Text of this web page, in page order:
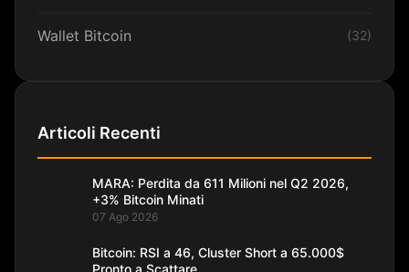
Wallet Bitcoin (32)
Articoli Recenti
MARA: Perdita da 611 Milioni nel Q2 2026,
+3% Bitcoin Minati
07 Ago 2026
Bitcoin: RSI a 46, Cluster Short a 65.000$